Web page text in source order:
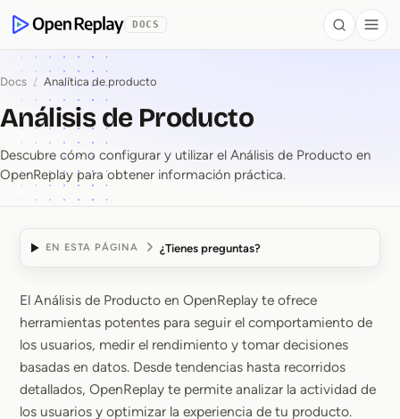
OpenReplay
DOCS Search
Docs / Analítica de producto
Análisis de Producto
Descubre cómo configurar y utilizar el Análisis de Producto en
OpenReplay para obtener información práctica.
EN ESTA PÁGINA ¿Tienes preguntas?
Análisis de Producto
El Análisis de Producto en OpenReplay te ofrece
herramientas potentes para seguir el comportamiento de
los usuarios, medir el rendimiento y tomar decisiones
basadas en datos. Desde tendencias hasta recorridos
detallados, OpenReplay te permite analizar la actividad de
los usuarios y optimizar la experiencia de tu producto.